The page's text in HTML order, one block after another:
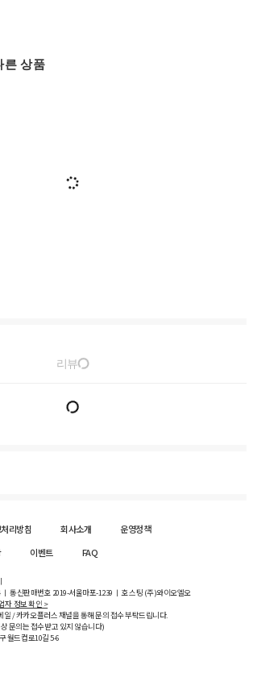
른 상품
리뷰
리방침 회사소개
운영정책
이벤트 FAQ
ㅣ 통신판매번호 2019-서울마포-1239 ㅣ 호스팅 (주)와이오엘오
자 정보 확인 >
일 / 카카오플러스 채널을 통해 문의 접수 부탁드립니다.
문의는 접수받고 있지 않습니다)
월드컵로10길5-6